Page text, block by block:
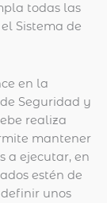
todas las
Sistema de
en la
Seguridad y
realiza
mantener
a ejecutar, en
estén de
unos